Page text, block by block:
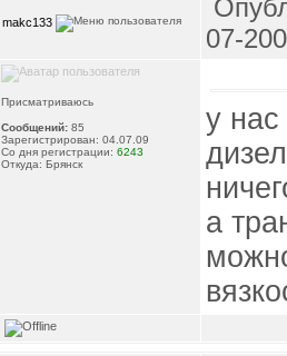
makc133
07-
Присматриваюсь
Сообщений: 85
Зарегистрирован: 04.07.09
Со дня регистрации: 6243
Откуда: Брянск
у
а